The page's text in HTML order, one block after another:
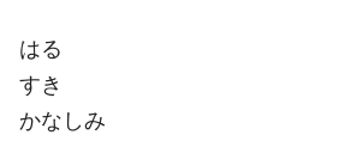
はる
すき
かなしみ